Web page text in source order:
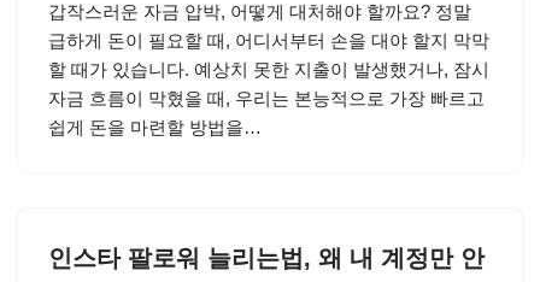
갑작스러운 자금 압박, 어떻게 대처해야 할까요? 정말
급하게 돈이 필요할 때, 어디서부터 손을 대야 할지 막막
할 때가 있습니다. 예상치 못한 지출이 발생했거나, 잠시
자금 흐름이 막혔을 때, 우리는 본능적으로 가장 빠르고
쉽게 돈을 마련할 방법을…
인스타 팔로워 늘리는법, 왜 내 계정만 안